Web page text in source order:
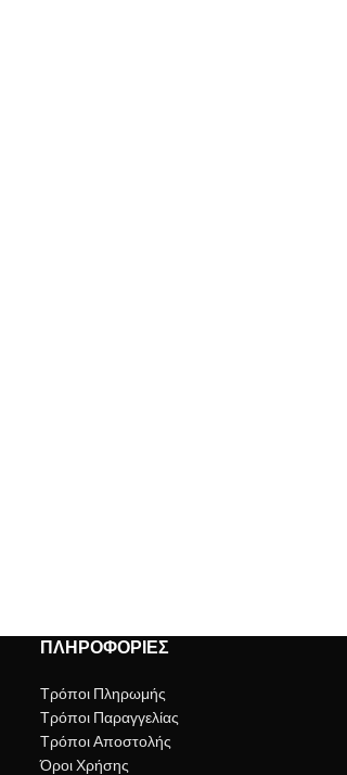
ΠΛΗΡΟΦΟΡΊΕΣ
Τρόποι Πληρωμής
Τρόποι Παραγγελίας
Τρόποι Αποστολής
Όροι Χρήσης